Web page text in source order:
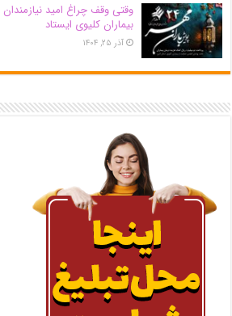
وقتی وقف چراغ امید
بیماران کلیوی ایستاد
آذر ۲۵, ۱۴۰۴